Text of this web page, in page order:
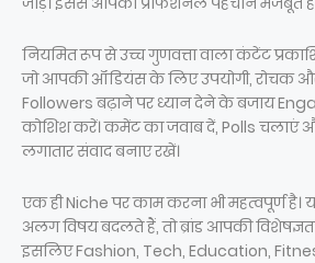
नियमित रूप से उच्च गुणवत्ता वाला कंटेंट
जो आपकी ऑडियंस के लिए उपयोगी, रोचक
Followers बढ़ाने पर ध्यान देने के बजाय
कोशिश करें। कमेंट का जवाब दें, Polls चलाएं
लगातार संवाद बनाए रखें।
एक ही Niche पर काम करना भी महत्वपूर्ण
अलग विषय बदलते हैं, तो ब्रांड आपकी
इसलिए Fashion, Tech, Education,